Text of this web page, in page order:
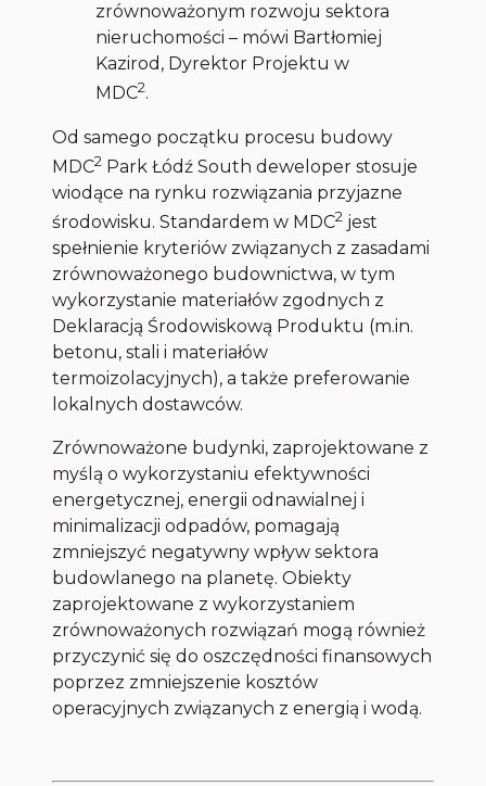
zrównoważonym rozwoju sektora
nieruchomości – mówi Bartłomiej
Kazirod, Dyrektor Projektu w
MDC2.
Od samego początku procesu budowy
MDC2 Park Łódź South deweloper stosuje
wiodące na rynku rozwiązania przyjazne
środowisku. Standardem w MDC2 jest
spełnienie kryteriów związanych z zasadami
zrównoważonego budownictwa, w tym
wykorzystanie materiałów zgodnych z
Deklaracją Środowiskową Produktu (m.in.
betonu, stali i materiałów
termoizolacyjnych), a także preferowanie
lokalnych dostawców.
Zrównoważone budynki, zaprojektowane z
myślą o wykorzystaniu efektywności
energetycznej, energii odnawialnej i
minimalizacji odpadów, pomagają
zmniejszyć negatywny wpływ sektora
budowlanego na planetę. Obiekty
zaprojektowane z wykorzystaniem
zrównoważonych rozwiązań mogą również
przyczynić się do oszczędności finansowych
poprzez zmniejszenie kosztów
operacyjnych związanych z energią i wodą.